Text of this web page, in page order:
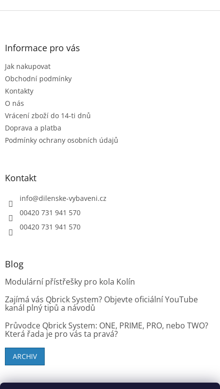
Z
Informace pro vás
Jak nakupovat
Obchodní podmínky
Kontakty
O nás
Vrácení zboží do 14-ti dnů
Doprava a platba
Podmínky ochrany osobních údajů
Kontakt
info@dilenske-vybaveni.cz
00420 731 941 570
00420 731 941 570
Blog
Modulární přístřešky pro kola Kolín
Zajímá vás Qbrick System? Objevte oficiální YouTube
kanál plný tipů a návodů
Průvodce Qbrick System: ONE, PRIME, PRO, nebo TWO?
Která řada je pro vás ta pravá?
ARCHIV